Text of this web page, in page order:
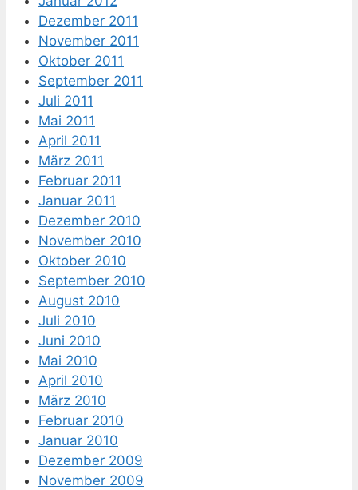
Dezember 2011
November 2011
Oktober 2011
September 2011
Juli 2011
Mai 2011
April 2011
März 2011
Februar 2011
Januar 2011
Dezember 2010
November 2010
Oktober 2010
September 2010
August 2010
Juli 2010
Juni 2010
Mai 2010
April 2010
März 2010
Februar 2010
Januar 2010
Dezember 2009
November 2009